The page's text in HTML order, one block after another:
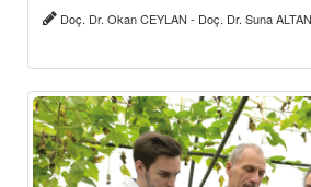
Doç. Dr. Okan CEYLAN - Doç. Dr. Suna ALTAN